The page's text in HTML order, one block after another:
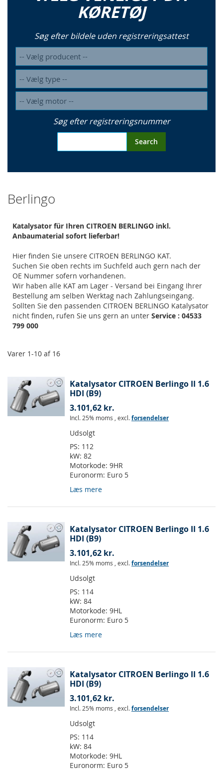
KØRETØJ
Søg efter bildele uden registreringsattest
Søg efter registreringsnummer
Search
Berlingo
Katalysator für Ihren CITROEN BERLINGO inkl.
Anbaumaterial sofort lieferbar!
Hier finden Sie unsere CITROEN BERLINGO KAT.
Suchen Sie oben rechts im Suchfeld auch gern nach der
OE Nummer sofern vorhandenen.
Wir haben alle KAT am Lager - Versand bei Eingang Ihrer
Bestellung am selben Werktag nach Zahlungseingang.
Sollten Sie den passenden CITROEN BERLINGO Katalysator
nicht finden, rufen Sie uns gern an unter Service : 04533
799 000
Varer 1-10 af 16
Katalysator CITROEN Berlingo II 1.6
HDI (B9)
3.101,62 kr.
Incl. 25% moms , excl.forsendelser
Udsolgt
PS: 112
kW: 82
Motorkode: 9HR
Euronorm: Euro 5
Læs mere
Katalysator CITROEN Berlingo II 1.6
HDI (B9)
3.101,62 kr.
Incl. 25% moms , excl.forsendelser
Udsolgt
PS: 114
kW: 84
Motorkode: 9HL
Euronorm: Euro 5
Læs mere
Katalysator CITROEN Berlingo II 1.6
HDI (B9)
3.101,62 kr.
Incl. 25% moms , excl.forsendelser
Udsolgt
PS: 114
kW: 84
Motorkode: 9HL
Euronorm: Euro 5